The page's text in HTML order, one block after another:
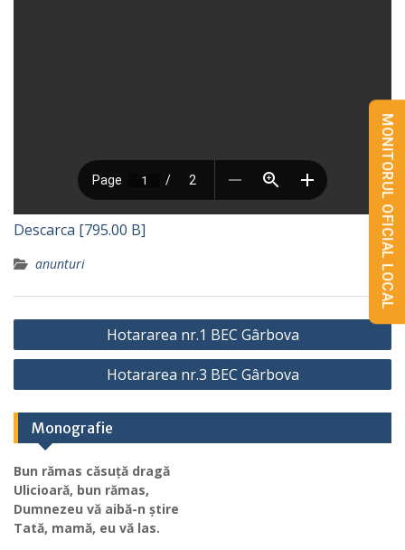
Descarca [795.00 B]
anunturi
Navigare
în
Hotararea nr.1 BEC Gârbova
Hotararea nr.3 BEC Gârbova
Monografie
Bun rămas căsuță dragă
Ulicioară, bun rămas,
Dumnezeu vă aibă-n știre
Tată, mamă, eu vă las.
MONITORUL OFICIAL LOCAL